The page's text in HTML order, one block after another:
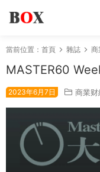
當前位置： 首頁 雜誌 商
MASTER60
2023年6月7日 商業财